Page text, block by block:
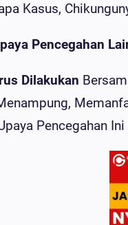
Kasus,
Pencegahan
Dilakukan
Pencegahan